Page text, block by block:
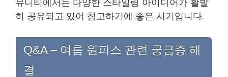
히 공유되고 있어 참고하기에 좋은 시기입니다.
Q&A – 여름 원피스 관련 궁금증 해
결